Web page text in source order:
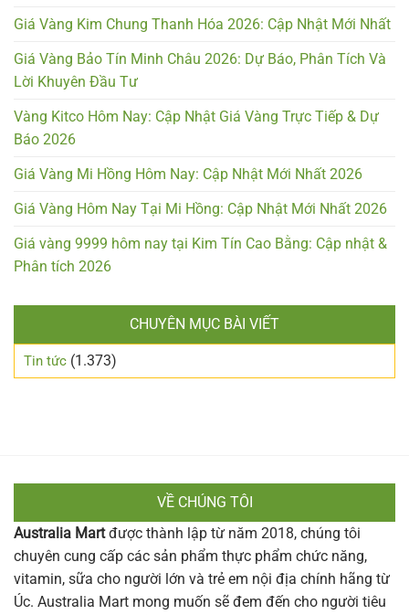
Giá Vàng Kim Chung Thanh Hóa 2026: Cập Nhật Mới Nhất
Giá Vàng Bảo Tín Minh Châu 2026: Dự Báo, Phân Tích Và
Lời Khuyên Đầu Tư
Vàng Kitco Hôm Nay: Cập Nhật Giá Vàng Trực Tiếp & Dự
Báo 2026
Giá Vàng Mi Hồng Hôm Nay: Cập Nhật Mới Nhất 2026
Giá Vàng Hôm Nay Tại Mi Hồng: Cập Nhật Mới Nhất 2026
Giá vàng 9999 hôm nay tại Kim Tín Cao Bằng: Cập nhật &
Phân tích 2026
CHUYÊN MỤC BÀI VIẾT
Tin tức (1.373)
VỀ CHÚNG TÔI
Australia Martđược thành lập từ năm 2018, chúng tôi
chuyên cung cấp các sản phẩm thực phẩm chức năng,
vitamin, sữa cho người lớn và trẻ em nội địa chính hãng từ
Úc. Australia Mart mong muốn sẽ đem đến cho người tiêu